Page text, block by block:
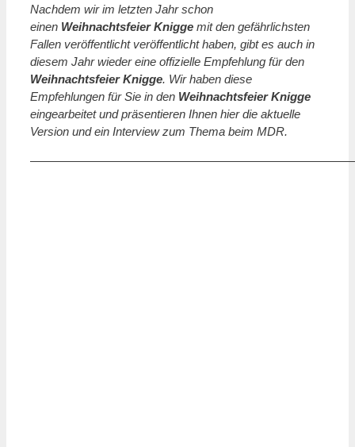
Nachdem wir im letzten Jahr schon
einen Weihnachtsfeier Knigge mit den gefährlichsten
Fallen veröffentlicht veröffentlicht haben, gibt es auch in
diesem Jahr wieder eine offizielle Empfehlung für den
Weihnachtsfeier Knigge. Wir haben diese
Empfehlungen für Sie in den Weihnachtsfeier Knigge
eingearbeitet und präsentieren Ihnen hier die aktuelle
Version und ein Interview zum Thema beim MDR.